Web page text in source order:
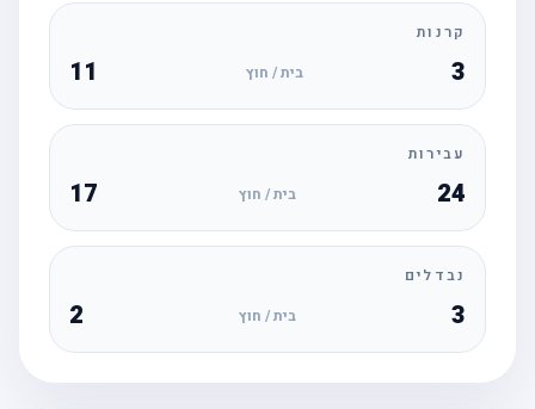
קרנות
בית / חוץ 11
עבירות
24 בית / חוץ 17
נבדלים
בית / חוץ